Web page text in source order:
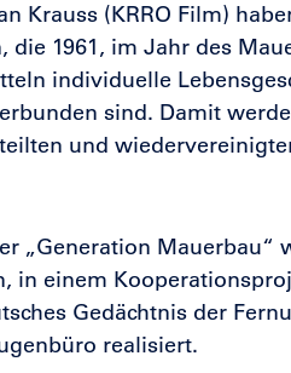
Krauss (KRRO Film)
die 1961, im Jahr des
individuelle
sind. Damit
und
„Generation Mauerbau“
in einem
Gedächtnis der
realisiert.